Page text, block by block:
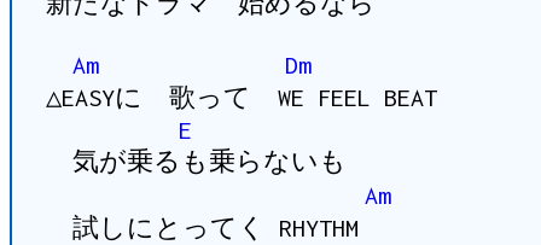
Am
Dm
△EASYに 歌って WE FEEL BEAT
E
気が乗るも乗らないも
Am
試しにとってく RHYTHM